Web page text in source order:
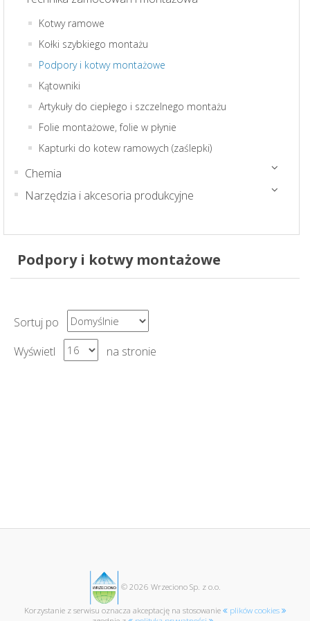
Kotwy ramowe
Kołki szybkiego montażu
Podpory i kotwy montażowe
Kątowniki
Artykuły do ciepłego i szczelnego montażu
Folie montażowe, folie w płynie
Kapturki do kotew ramowych (zaślepki)
Chemia
Narzędzia i akcesoria produkcyjne
Podpory i kotwy montażowe
Sortuj po
Wyświetl
na stronie
© 2026 Wrzeciono Sp. z o.o.
Korzystanie z serwisu oznacza akceptację na stosowanie
plików cookies